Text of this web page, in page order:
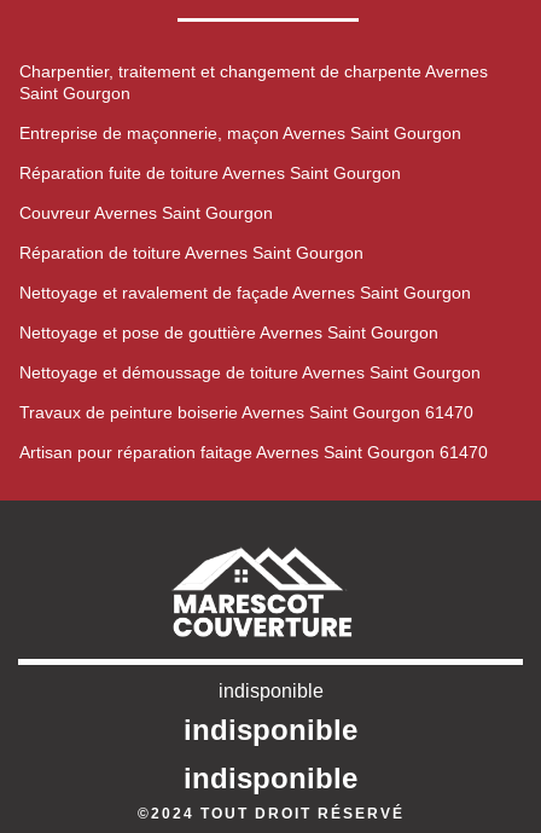
Charpentier, traitement et changement de charpente Avernes
Saint Gourgon
Entreprise de maçonnerie, maçon Avernes Saint Gourgon
Réparation fuite de toiture Avernes Saint Gourgon
Couvreur Avernes Saint Gourgon
Réparation de toiture Avernes Saint Gourgon
Nettoyage et ravalement de façade Avernes Saint Gourgon
Nettoyage et pose de gouttière Avernes Saint Gourgon
Nettoyage et démoussage de toiture Avernes Saint Gourgon
Travaux de peinture boiserie Avernes Saint Gourgon 61470
Artisan pour réparation faitage Avernes Saint Gourgon 61470
indisponible
indisponible
indisponible
©2024 TOUT DROIT RÉSERVÉ